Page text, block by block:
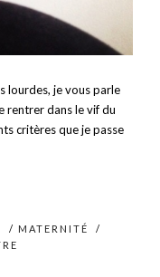
lourdes, je vous parle
rentrer dans le vif du
critères que je passe
/ MATERNITÉ
/